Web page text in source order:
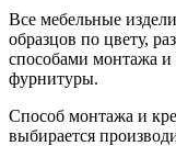
Все мебельные
образцов по цвету,
способами монтажа
фурнитуры.
Способ монтажа и
выбирается